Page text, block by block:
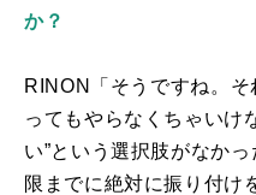
か？
RINON「そうですね。
ってもやらなくちゃいけ
い”という選択肢がなか
限までに絶対に振り付け